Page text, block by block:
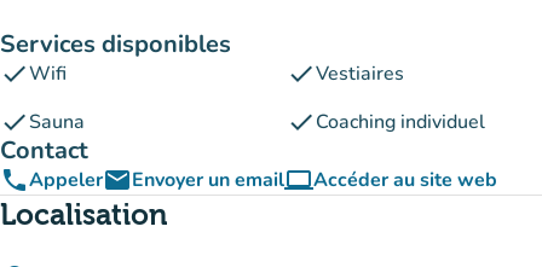
Services disponibles
checkWifi checkVestiaires
checkSauna checkCoaching individuel
Contact
phoneAppeleremailEnvoyer un emailcomputerAccéder au site web
(nouvel onglet)
Localisation